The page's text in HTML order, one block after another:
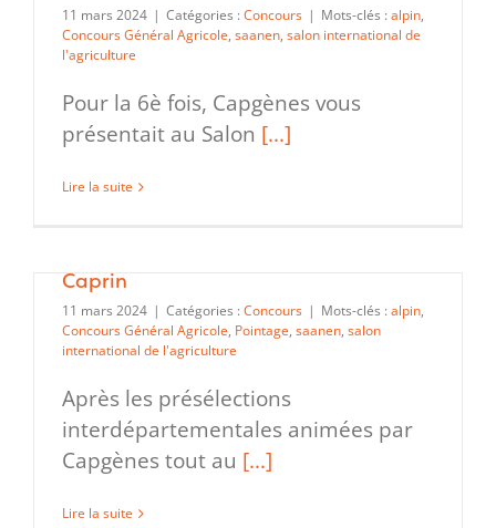
11 mars 2024 | Catégories : Concours | Mots-clés : alpin,
Concours Général Agricole, saanen, salon international de
l'agriculture
Pour la 6è fois, Capgènes vous
présentait au Salon [...]
Lire la suite
Caprin
11 mars 2024 | Catégories : Concours | Mots-clés : alpin,
Concours Général Agricole, Pointage, saanen, salon
international de l'agriculture
Après les présélections
interdépartementales animées par
Capgènes tout au [...]
Lire la suite